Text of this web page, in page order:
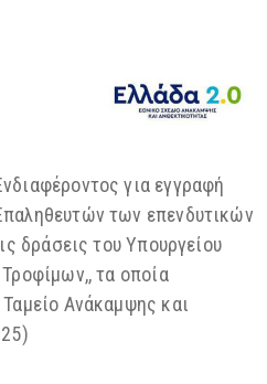
για εγγραφή
των επενδυτικών
δράσεις του Υπουργείου
τα οποία
Ανάκαμψης και